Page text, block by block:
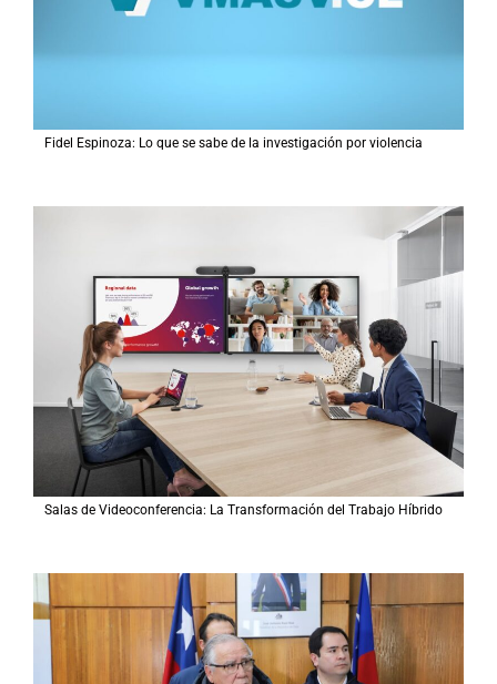
Fidel Espinoza: Lo que se sabe de la investigación por violencia
Salas de Videoconferencia: La Transformación del Trabajo Híbrido